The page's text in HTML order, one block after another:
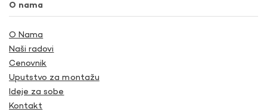
O nama
O Nama
Naši radovi
Cenovnik
Uputstvo za montažu
Ideje za sobe
Kontakt